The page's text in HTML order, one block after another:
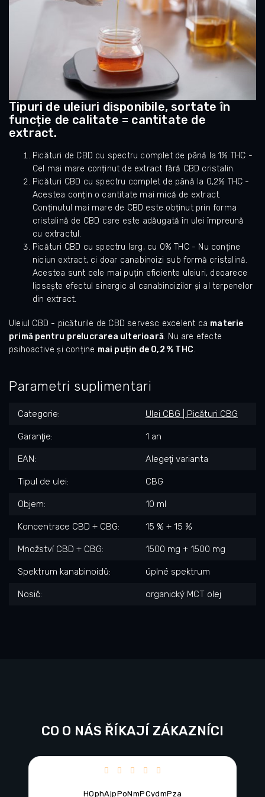
Tipuri de uleiuri disponibile, sortate în
funcție de calitate = cantitate de
extract.
Picături de CBD cu spectru complet de până la 1% THC -
Cel mai mare conținut de extract fără CBD cristalin.
Picături CBD cu spectru complet de până la 0,2% THC -
Acestea conțin o cantitate mai mică de extract.
Conținutul mai mare de CBD este obținut prin forma
cristalină de CBD care este adăugată în ulei împreună
cu extractul.
Picături CBD cu spectru larg, cu 0% THC - Nu conține
niciun extract, ci doar canabinoizi sub formă cristalină.
Acestea sunt cele mai puțin eficiente uleiuri, deoarece
lipsește efectul sinergic al canabinoizilor și al terpenelor
din extract.
Uleiul CBD - picăturile de CBD servesc excelent ca materie
primă pentru prelucrarea ulterioară. Nu are efecte
psihoactive și conține mai puțin de 0,2 % THC.
Parametri suplimentari
Categorie: Ulei CBG | Picături CBG
Garanţie: 1 an
EAN: Alegeţi varianta
Tipul de ulei: CBG
Objem: 10 ml
Koncentrace CBD + CBG: 15 % + 15 %
Množství CBD + CBG: 1500 mg + 1500 mg
Spektrum kanabinoidů: úplné spektrum
Nosič: organický MCT olej
CO O NÁS ŘÍKAJÍ ZÁKAZNÍCI
Hodnocení obchodu je 5 z 5 hvězdiček.
HOphAjpPoNmPCydmPza